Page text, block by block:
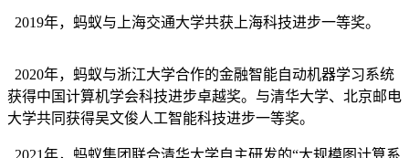
2019年，蚂蚁与上海交通大学共获上海科技进步一等奖。
2020年，蚂蚁与浙江大学合作的金融智能自动机器学习系统
获得中国计算机学会科技进步卓越奖。与清华大学、北京邮电
大学共同获得吴文俊人工智能科技进步一等奖。
2021年，蚂蚁集团联合清华大学自主研发的“大规模图计算系